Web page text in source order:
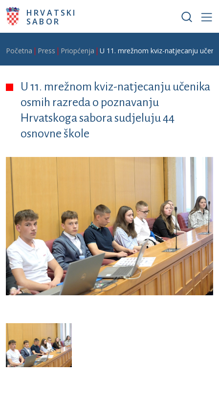
Skoči na glavni sadržaj
HRVATSKI
SABOR
Breadcrumb
Početna Press Priopćenja U 11. mrežnom kviz-natjecanju
U 11. mrežnom kviz-natjecanju učenika
osmih razreda o poznavanju
Hrvatskoga sabora sudjeluju 44
osnovne škole